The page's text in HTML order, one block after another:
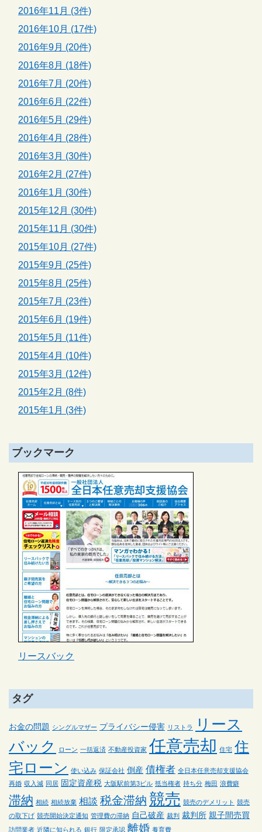
2016年11月 (3件)
2016年10月 (17件)
2016年9月 (20件)
2016年8月 (18件)
2016年7月 (20件)
2016年6月 (22件)
2016年5月 (29件)
2016年4月 (28件)
2016年3月 (30件)
2016年2月 (27件)
2016年1月 (30件)
2015年12月 (30件)
2015年11月 (30件)
2015年10月 (27件)
2015年9月 (25件)
2015年8月 (25件)
2015年7月 (23件)
2015年6月 (19件)
2015年5月 (11件)
2015年4月 (10件)
2015年3月 (12件)
2015年2月 (8件)
2015年1月 (3件)
ブックマーク
リースバック
タグ
お金の問題 シングルマザー プライバシー侵害 リストラ
リース
バック
ローン 一括返済 不動産投資家 任意売却 住宅 住
宅ローン 使い込み 保証会社 倒産 債権者 全日本任意売却支援協会
再婚 収入減 同居 固定資産税 大阪駅前第3ビル 抵当権者 持ち分 梅田 浪費癖
滞納 相続 相続放棄 相談 税金滞納 競売 競売のデメリット 競売
の取下げ 競売開始決定通知 管理費の滞納 自己破産 裁判 裁判所 親子間売買
訪問業者 近隣に知られる 銀行 限定承認 離婚 養育費